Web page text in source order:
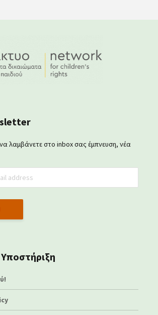
λαμβάνετε στο inbox σας έμπνευση, νέα